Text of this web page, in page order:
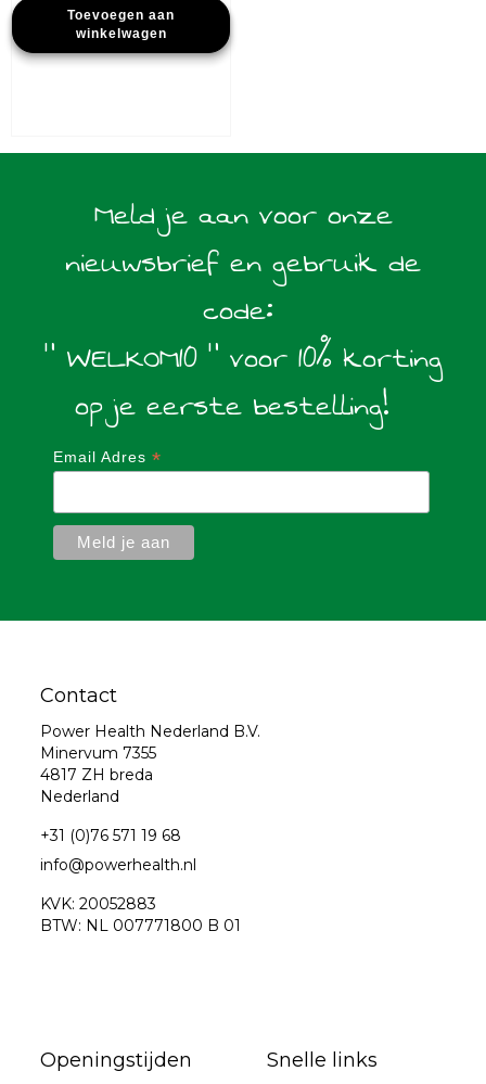
Toevoegen aan
winkelwagen
Meld je aan voor onze
nieuwsbrief en gebruik de
code:
" WELKOM10 " voor 10% korting
op je eerste bestelling!
Email Adres*
Contact
Power Health Nederland B.V.
Minervum 7355
4817 ZH breda
Nederland
+31 (0)76 571 19 68
info@powerhealth.nl
KVK: 20052883
BTW: NL 007771800 B 01
Openingstijden Snelle links